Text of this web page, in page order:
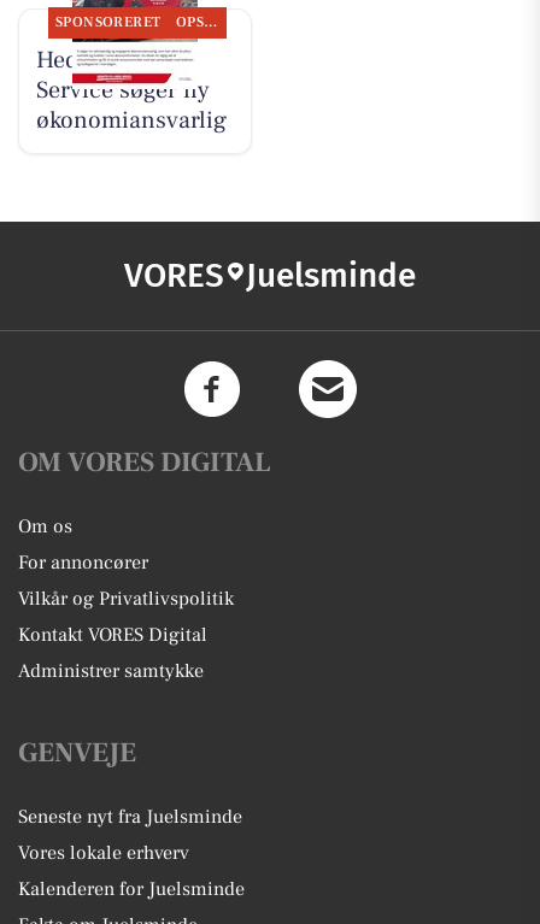
SPONSORERET OPSLAGSTAVLEN
Hedensted VVS
Service søger ny
økonomiansvarlig
VORES Juelsminde
OM VORES DIGITAL
Om os
For annoncører
Vilkår og Privatlivspolitik
Kontakt VORES Digital
Administrer samtykke
GENVEJE
Seneste nyt fra Juelsminde
Vores lokale erhverv
Kalenderen for Juelsminde